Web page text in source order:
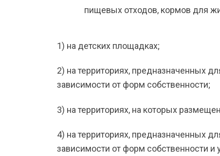
пищевых отходов, кормов для
1) на детских площадках;
2) на территориях, предназначенных
зависимости от форм собственности;
3) на территориях, на которых
4) на территориях, предназначенных
зависимости от форм собственности